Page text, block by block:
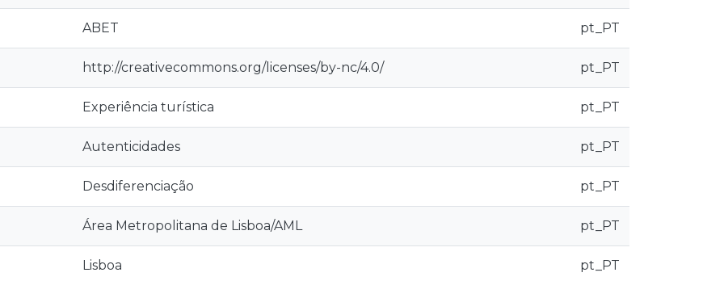
ABET pt_PT
http://creativecommons.org/licenses/by-nc/4.0/ pt_PT
Experiência turística pt_PT
Autenticidades pt_PT
Desdiferenciação pt_PT
Área Metropolitana de Lisboa/AML pt_PT
Lisboa pt_PT